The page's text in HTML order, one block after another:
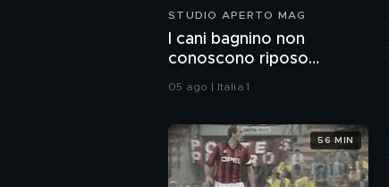
STUDIO APERTO MAG
I cani bagnino non
conoscono riposo
d'estate
05 ago | Italia 1
56 MIN